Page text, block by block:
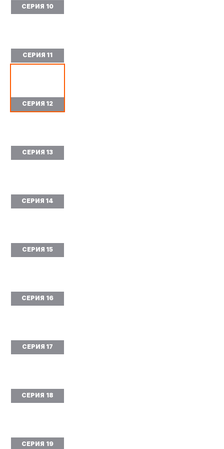
СЕРИЯ 10
СЕРИЯ 11
СЕРИЯ 12
СЕРИЯ 13
СЕРИЯ 14
СЕРИЯ 15
СЕРИЯ 16
СЕРИЯ 17
СЕРИЯ 18
СЕРИЯ 19